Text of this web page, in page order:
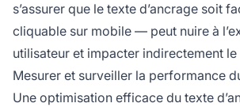
s’assurer que le texte d’ancrage soit
cliquable sur mobile — peut nuire à
utilisateur et impacter indirectement le
Mesurer et surveiller la performance
Une optimisation efficace du texte